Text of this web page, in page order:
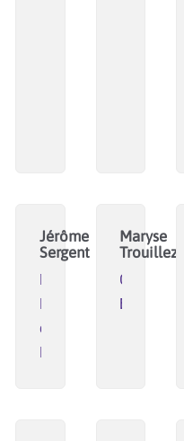
Jérôme
Sergent
De
Rives
en
Rêves
Maryse
Trouillez
OyO
Experiences